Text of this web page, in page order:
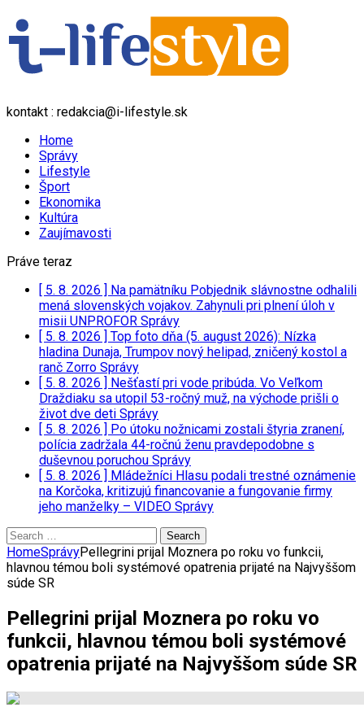
kontakt : redakcia@i-lifestyle.sk
Home
Správy
Lifestyle
Šport
Ekonomika
Kultúra
Zaujímavosti
Práve teraz
[ 5. 8. 2026 ] Na pamätníku Pobjednik slávnostne odhalili
mená slovenských vojakov. Zahynuli pri plnení úloh v
misii UNPROFOR Správy
[ 5. 8. 2026 ] Top foto dňa (5. august 2026): Nízka
hladina Dunaja, Trumpov nový helipad, zničený kostol a
ranč Zorro Správy
[ 5. 8. 2026 ] Nešťastí pri vode pribúda. Vo Veľkom
Draždiaku sa utopil 53-ročný muž, na východe prišli o
život dve deti Správy
[ 5. 8. 2026 ] Po útoku nožnicami zostali štyria zranení,
polícia zadržala 44-ročnú ženu pravdepodobne s
duševnou poruchou Správy
[ 5. 8. 2026 ] Mládežníci Hlasu podali trestné oznámenie
na Korčoka, kritizujú financovanie a fungovanie firmy
jeho manželky – VIDEO Správy
Search
for:
HomeSprávyPellegrini prijal Moznera po roku vo funkcii,
hlavnou témou boli systémové opatrenia prijaté na Najvyššom
súde SR
Pellegrini prijal Moznera po roku vo
funkcii, hlavnou témou boli systémové
opatrenia prijaté na Najvyššom súde SR